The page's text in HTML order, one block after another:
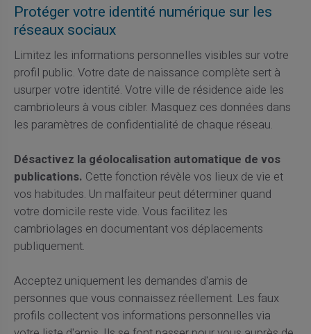
Protéger votre identité numérique sur les
réseaux sociaux
Limitez les informations personnelles visibles sur votre
profil public. Votre date de naissance complète sert à
usurper votre identité. Votre ville de résidence aide les
cambrioleurs à vous cibler. Masquez ces données dans
les paramètres de confidentialité de chaque réseau.
Désactivez la géolocalisation automatique de vos
publications. Cette fonction révèle vos lieux de vie et
vos habitudes. Un malfaiteur peut déterminer quand
votre domicile reste vide. Vous facilitez les
cambriolages en documentant vos déplacements
publiquement.
Acceptez uniquement les demandes d'amis de
personnes que vous connaissez réellement. Les faux
profils collectent vos informations personnelles via